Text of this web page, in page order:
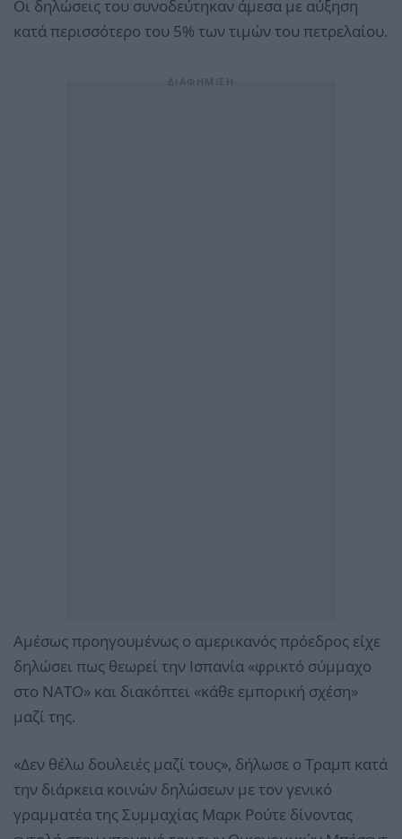
Οι δηλώσεις του συνοδεύτηκαν άμεσα με αύξηση
κατά περισσότερο του 5% των τιμών του πετρελαίου.
Αμέσως προηγουμένως ο αμερικανός πρόεδρος είχε
δηλώσει πως θεωρεί την Ισπανία «φρικτό σύμμαχο
στο ΝΑΤΟ» και διακόπτει «κάθε εμπορική σχέση»
μαζί της.
«Δεν θέλω δουλειές μαζί τους», δήλωσε ο Τραμπ κατά
την διάρκεια κοινών δηλώσεων με τον γενικό
γραμματέα της Συμμαχίας Μαρκ Ρούτε δίνοντας